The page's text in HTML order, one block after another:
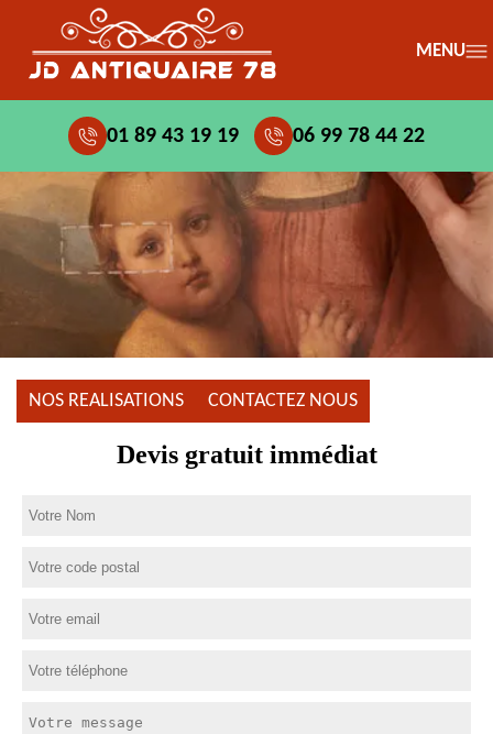
MENU
01 89 43 19 19 06 99 78 44 22
NOS REALISATIONS CONTACTEZ NOUS
Devis gratuit immédiat